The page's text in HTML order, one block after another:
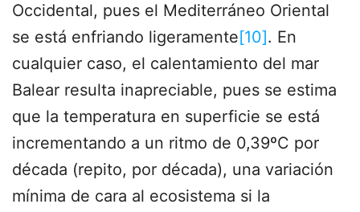
Occidental, pues el Mediterráneo Oriental
se está enfriando ligeramente[10]. En
cualquier caso, el calentamiento del mar
Balear resulta inapreciable, pues se estima
que la temperatura en superficie se está
incrementando a un ritmo de 0,39ºC por
década (repito, por década), una variación
mínima de cara al ecosistema si la